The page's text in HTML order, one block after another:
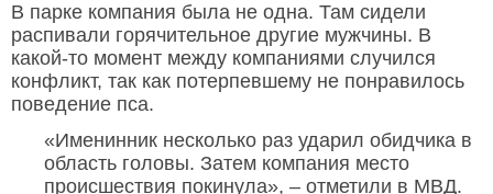
В парке компания была не одна. Там сидели
распивали горячительное другие мужчины. В
какой-то момент между компаниями случился
конфликт, так как потерпевшему не понравилось
поведение пса.
«Именинник несколько раз ударил обидчика в
область головы. Затем компания место
происшествия покинула», – отметили в МВД.